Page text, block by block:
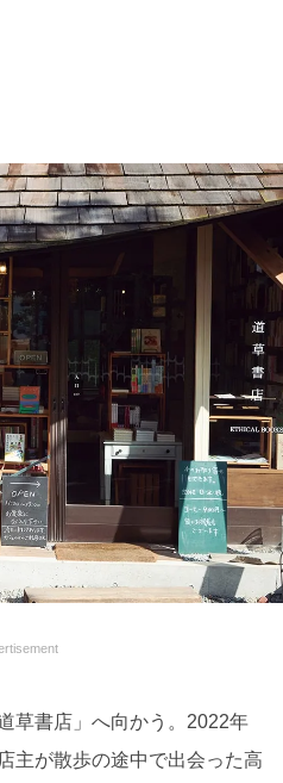
草書店」へ向かう。2022年
主が散歩の途中で出会った高